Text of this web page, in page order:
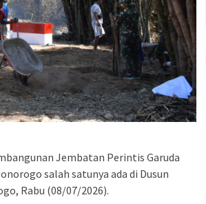
Jembatan Perintis Garuda
salah satunya ada di Dusun
Rabu (08/07/2026).